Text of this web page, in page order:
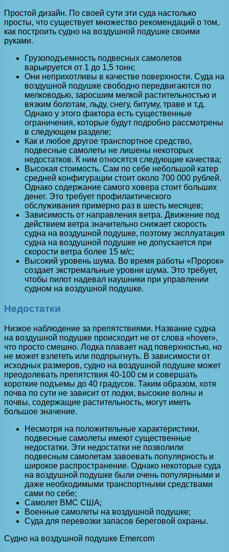
Простой дизайн. По своей сути эти суда настолько
просты, что существует множество рекомендаций о том,
как построить судно на воздушной подушке своими
руками.
Грузоподъемность подвесных самолетов
варьируется от 1 до 1,5 тонн;
Они неприхотливы в качестве поверхности. Суда на
воздушной подушке свободно передвигаются по
мелководью, заросшим мелкой растительностью и
вязким болотам, льду, снегу, битуму, траве и т.д.
Однако у этого фактора есть существенные
ограничения, которые будут подробно рассмотрены
в следующем разделе;
Как и любое другое транспортное средство,
подвесные самолеты не лишены некоторых
недостатков. К ним относятся следующие качества;
Высокая стоимость. Сам по себе небольшой катер
средней конфигурации стоит около 700 000 рублей.
Однако содержание самого ховера стоит больших
денег. Это требует профилактического
обслуживания примерно раз в шесть месяцев;
Зависимость от направления ветра. Движение под
действием ветра значительно снижает скорость
судна на воздушной подушке, поэтому эксплуатация
судна на воздушной подушке не допускается при
скорости ветра более 15 м/с;
Высокий уровень шума. Во время работы «Пророк»
создает экстремальные уровни шума. Это требует,
чтобы пилот надевал наушники при управлении
судном на воздушной подушке.
Недостатки
Низкое наблюдение за препятствиями. Название судна
на воздушной подушке происходит не от слова «hover»,
что просто смешно. Лодка плавает над поверхностью, но
не может взлететь или подпрыгнуть. В зависимости от
исходных размеров, судно на воздушной подушке может
преодолевать препятствия 40-100 см и совершать
короткие подъемы до 40 градусов. Таким образом, хотя
почва по сути не зависит от лодки, высокие волны и
почвы, содержащие растительность, могут иметь
большое значение.
Несмотря на положительные характеристики,
подвесные самолеты имеют существенные
недостатки. Эти недостатки не позволили
подвесным самолетам завоевать популярность и
широкое распространение. Однако некоторые суда
на воздушной подушке были очень популярными и
даже необходимыми транспортными средствами
сами по себе;
Самолет ВМС США;
Военные самолеты на воздушной подушке;
Суда для перевозки запасов береговой охраны.
Судно на воздушной подушке Emercom